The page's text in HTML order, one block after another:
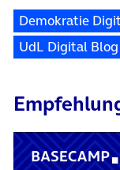
Demokratie
UdL Digital Blog